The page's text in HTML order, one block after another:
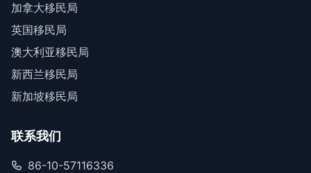
加拿大移民局
英国移民局
澳大利亚移民局
新西兰移民局
新加坡移民局
联系我们
86-10-57116336